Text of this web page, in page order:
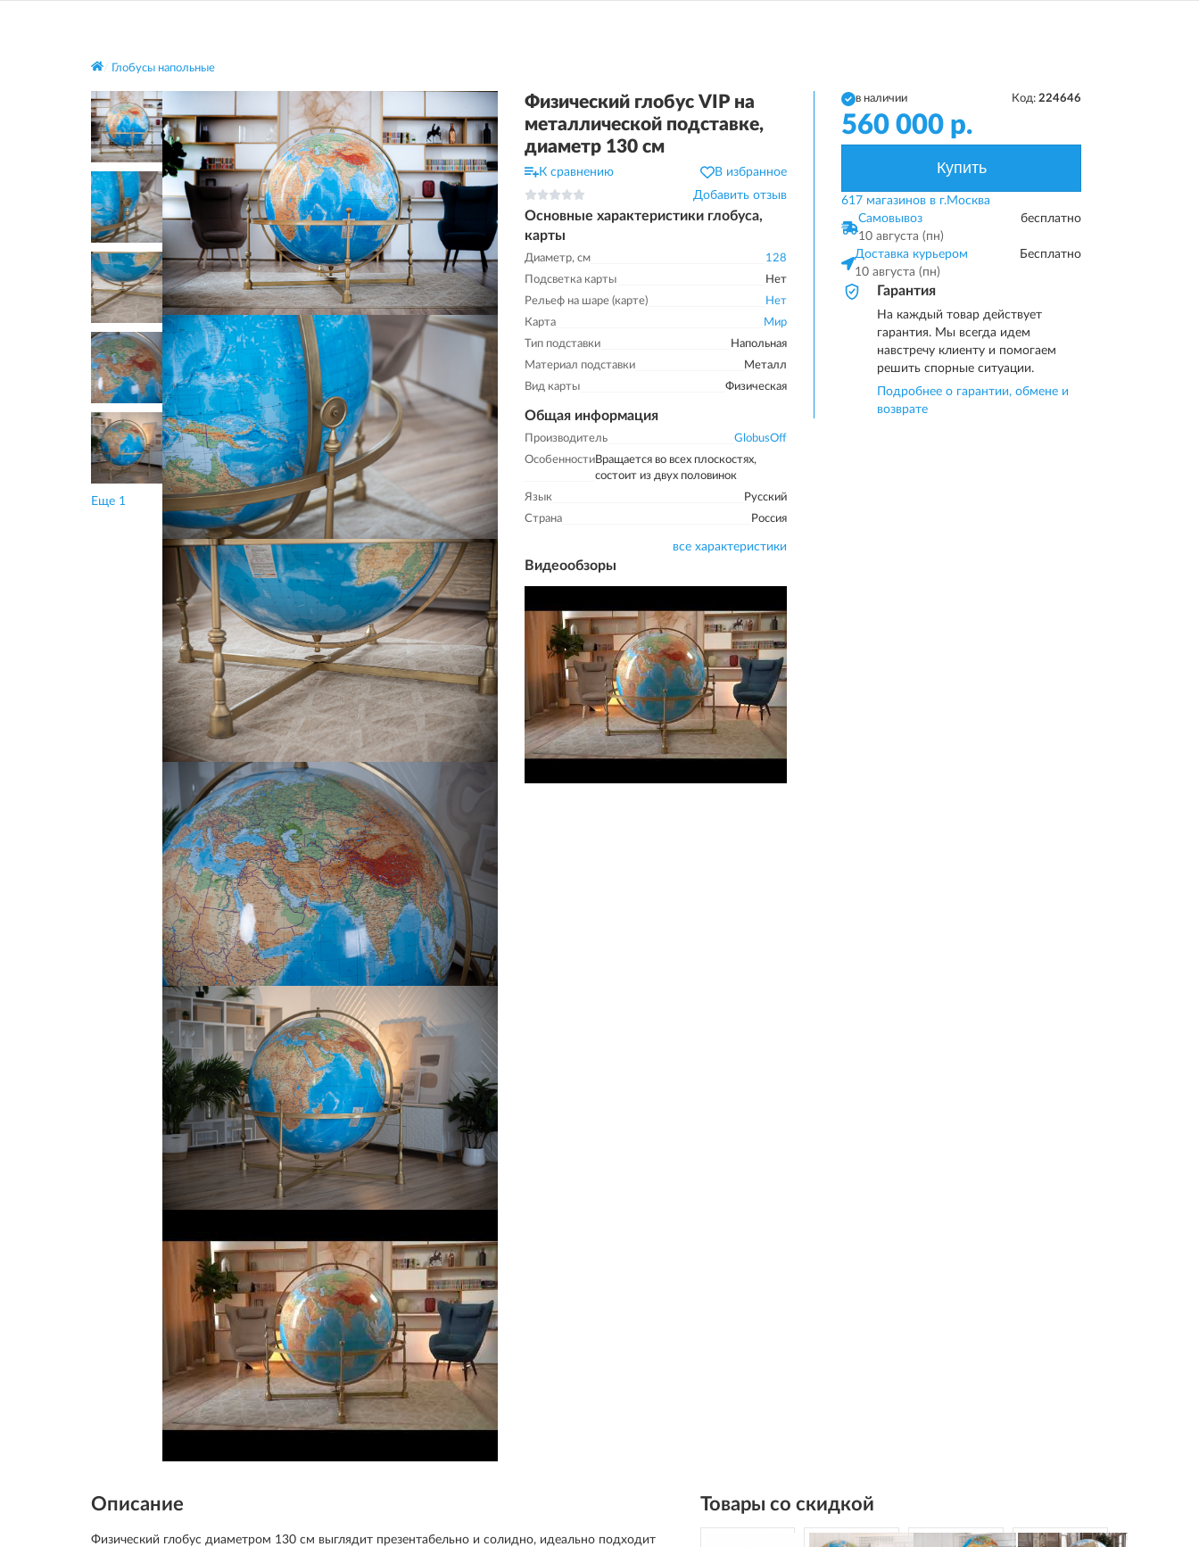
Глобусы напольные
Еще 1
Физический глобус VIP на
металлической подставке,
диаметр 130 см
К сравнению
В избранное
Добавить отзыв
Основные характеристики глобуса,
карты
Диаметр, см
128
Подсветка карты
Нет
Рельеф на шаре (карте)
Нет
Карта
Мир
Тип подставки
Напольная
Материал подставки
Металл
Вид карты
Физическая
Общая информация
Производитель
GlobusOff
ОсобенностиВращается во всех плоскостях,
состоит из двух половинок
Язык
Русский
Страна
Россия
все характеристики
Видеообзоры
в наличии Код: 224646
560 000 р.
Купить
617 магазинов в г.Москва
Самовывоз
10 августа (пн)
бесплатно
Доставка курьером
10 августа (пн)
Бесплатно
Гарантия
На каждый товар действует
гарантия. Мы всегда идем
навстречу клиенту и помогаем
решить спорные ситуации.
Подробнее о гарантии, обмене и
возврате
Описание
Физический глобус диаметром 130 см выглядит презентабельно и солидно, идеально подходит
Товары со скидкой